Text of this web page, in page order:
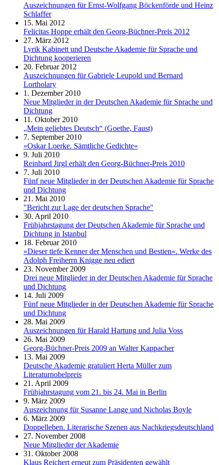
Auszeichnungen für Ernst-Wolfgang Böckenförde und Heinz
Schlaffer
15. Mai 2012
Felicitas Hoppe erhält den Georg-Büchner-Preis 2012
27. März 2012
Lyrik Kabinett und Deutsche Akademie für Sprache und
Dichtung kooperieren
20. Februar 2012
Auszeichnungen für Gabriele Leupold und Bernard
Lortholary
1. Dezember 2010
Neue Mitglieder in der Deutschen Akademie für Sprache und
Dichtung
11. Oktober 2010
„Mein geliebtes Deutsch“ (Goethe, Faust)
7. September 2010
»Oskar Loerke. Sämtliche Gedichte«
9. Juli 2010
Reinhard Jirgl erhält den Georg-Büchner-Preis 2010
7. Juli 2010
Fünf neue Mitglieder in der Deutschen Akademie für Sprache
und Dichtung
21. Mai 2010
"Bericht zur Lage der deutschen Sprache"
30. April 2010
Frühjahrstagung der Deutschen Akademie für Sprache und
Dichtung in Istanbul
18. Februar 2010
»Dieser tiefe Kenner der Menschen und Bestien«. Werke des
Adolph Freiherrn Knigge neu ediert
23. November 2009
Drei neue Mitglieder in der Deutschen Akademie für Sprache
und Dichtung
14. Juli 2009
Fünf neue Mitglieder in der Deutschen Akademie für Sprache
und Dichtung
28. Mai 2009
Auszeichnungen für Harald Hartung und Julia Voss
26. Mai 2009
Georg-Büchner-Preis 2009 an Walter Kappacher
13. Mai 2009
Deutsche Akademie gratuliert Herta Müller zum
Literaturnobelpreis
21. April 2009
Frühjahrstagung vom 21. bis 24. Mai in Berlin
9. März 2009
Auszeichnung für Susanne Lange und Nicholas Boyle
6. März 2009
Doppelleben. Literarische Szenen aus Nachkriegsdeutschland
27. November 2008
Neue Mitglieder der Akademie
31. Oktober 2008
Klaus Reichert erneut zum Präsidenten gewählt